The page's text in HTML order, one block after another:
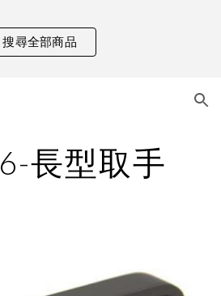
搜尋全部商品
長型取手